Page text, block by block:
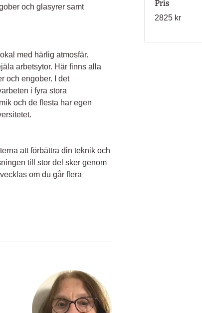
och glasyrer samt
med härlig atmosfär.
arbetsytor. Här finns alla
och engober. I det
i fyra stora
och de flesta har egen
att förbättra din teknik och
till stor del sker genom
om du går flera
Pris
2825 kr